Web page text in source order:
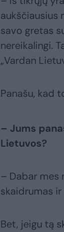
aukščiausius
savo gretas
nereikalingi.
„Vardan
Panašu, kad
– Jums
Lietuvos?
– Dabar mes
skaidrumas
Bet, jeigu tą